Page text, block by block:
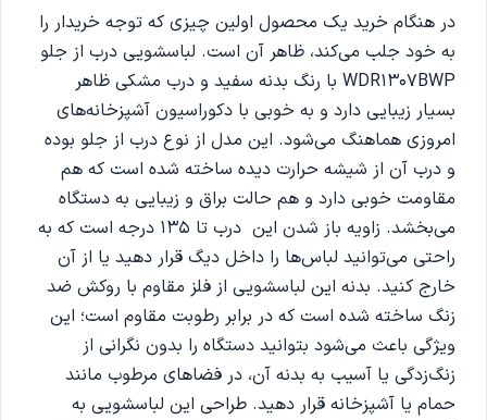
در هنگام خرید یک محصول اولین چیزی که توجه خریدار را
به خود جلب می‌کند، ظاهر آن است. لباسشویی درب از جلو
WDR1307BWP با رنگ بدنه سفید و درب مشکی ظاهر
بسیار زیبایی دارد و به خوبی با دکوراسیون آشپزخانه‌های
امروزی هماهنگ می‌شود. این مدل از نوع درب از جلو بوده
و درب آن از شیشه حرارت دیده ساخته شده است که هم
مقاومت خوبی دارد و هم حالت براق و زیبایی به دستگاه
می‌بخشد. زاویه باز شدن این درب تا ۱۳۵ درجه است که به
راحتی می‌توانید لباس‌ها را داخل دیگ قرار دهید یا از آن
خارج کنید. بدنه این لباسشویی از فلز مقاوم با روکش ضد
زنگ ساخته شده است که در برابر رطوبت مقاوم است؛ این
ویژگی باعث می‌شود بتوانید دستگاه را بدون نگرانی از
زنگ‌زدگی یا آسیب به بدنه آن، در فضاهای مرطوب مانند
حمام یا آشپزخانه قرار دهید. طراحی این لباسشویی به